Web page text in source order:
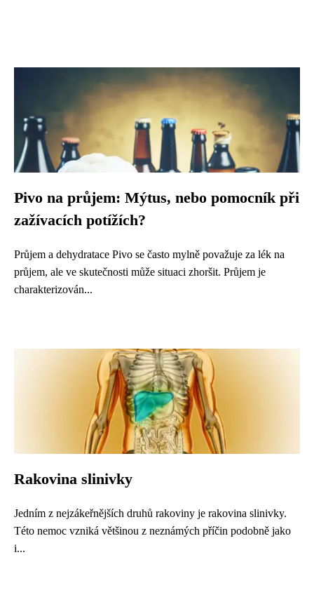
Pivo na průjem: Mýtus, nebo pomocník při
zažívacích potížích?
Průjem a dehydratace Pivo se často mylně považuje za lék na
průjem, ale ve skutečnosti může situaci zhoršit. Průjem je
charakterizován...
Rakovina slinivky
Jedním z nejzákeřnějších druhů rakoviny je rakovina slinivky.
Této nemoc vzniká většinou z neznámých příčin podobně jako
i...